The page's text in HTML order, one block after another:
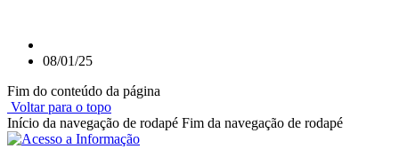
08/01/25
Fim do conteúdo da página
Voltar para o topo
Início da navegação de rodapé Fim da navegação de rodapé